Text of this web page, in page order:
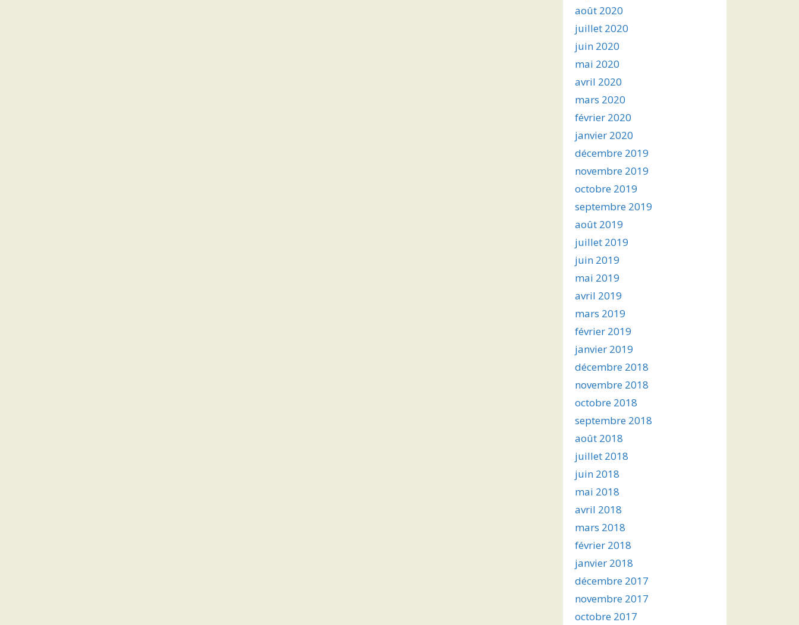
août 2020
juillet 2020
juin 2020
mai 2020
avril 2020
mars 2020
février 2020
janvier 2020
décembre 2019
novembre 2019
octobre 2019
septembre 2019
août 2019
juillet 2019
juin 2019
mai 2019
avril 2019
mars 2019
février 2019
janvier 2019
décembre 2018
novembre 2018
octobre 2018
septembre 2018
août 2018
juillet 2018
juin 2018
mai 2018
avril 2018
mars 2018
février 2018
janvier 2018
décembre 2017
novembre 2017
octobre 2017